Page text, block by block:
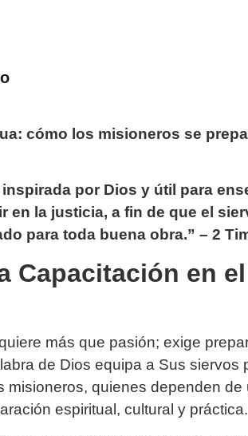
cómo los misioneros se
por Dios y útil para
en la justicia, a fin de que el
para toda buena obra.” – 2
Capacitación en
más que pasión; exige
de Dios equipa a Sus siervos
misioneros, quienes dependen
espiritual, cultural y práctica.